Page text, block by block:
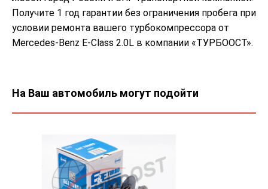
Получите 1 год гарантии без ограничения пробега при
условии ремонта вашего турбокомпрессора от
Mercedes-Benz E-Class 2.0L в компании «ТУРБООСТ».
На Ваш автомобиль могут подойти